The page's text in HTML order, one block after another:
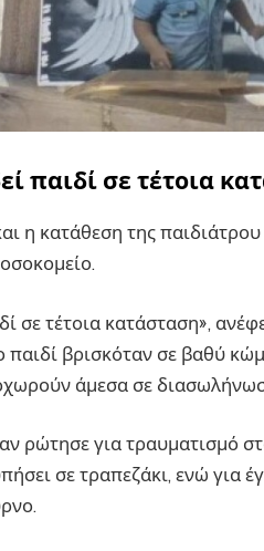
παιδί σε τέτοια
η κατάθεση της
σε τέτοια κατάσταση»,
παιδί βρισκόταν σε βαθύ
άμεσα σε
ρώτησε για τραυματισμό
σε τραπεζάκι, ενώ για